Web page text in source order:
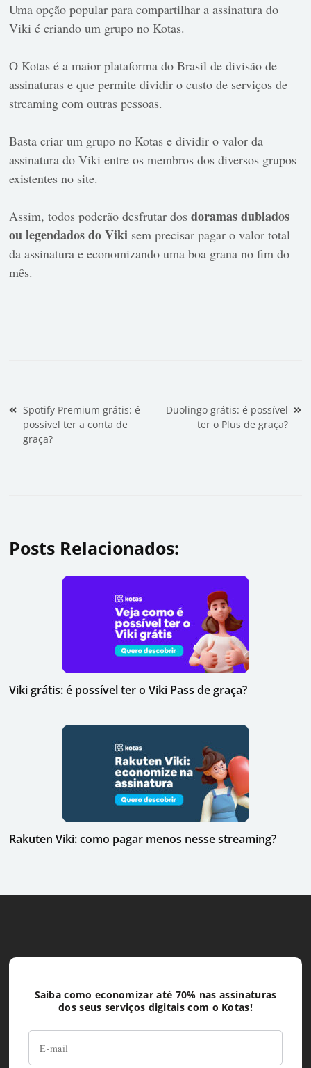
Uma opção popular para compartilhar a assinatura do
Viki é criando um grupo no Kotas.
O Kotas é a maior plataforma do Brasil de divisão de
assinaturas e que permite dividir o custo de serviços de
streaming com outras pessoas.
Basta criar um grupo no Kotas e dividir o valor da
assinatura do Viki entre os membros dos diversos grupos
existentes no site.
Assim, todos poderão desfrutar dosdoramas dublados
ou legendados do Viki sem precisar pagar o valor total
da assinatura e economizando uma boa grana no fim do
mês.
Navegação de Post
Spotify Premium grátis: é
possível ter a conta de
graça?
Duolingo grátis: é possível
ter o Plus de graça?
Posts Relacionados:
Viki grátis: é possível ter o Viki Pass de graça?
Rakuten Viki: como pagar menos nesse streaming?
Saiba como economizar até 70% nas assinaturas
dos seus serviços digitais com o Kotas!